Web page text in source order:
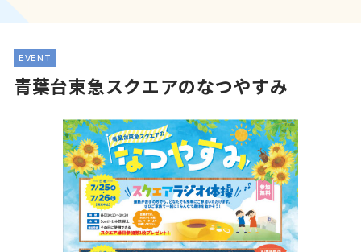
EVENT
青葉台東急スクエアのなつやすみ